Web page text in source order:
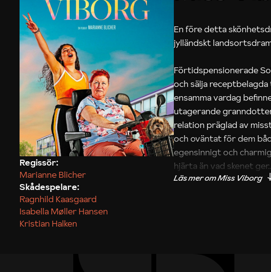
En före detta
jylländskt
Förtidspensionerade
och sälja
ensamma vardag
utagerande
relation präglad av
och oväntat för dem
egensinnigt och
hjärta än vad skenet ger.
Regissör:
Marianne Blicher
Skådespelare:
Ragnhild Kaasgaard
Isabella Møller Hansen
Kristian Halken